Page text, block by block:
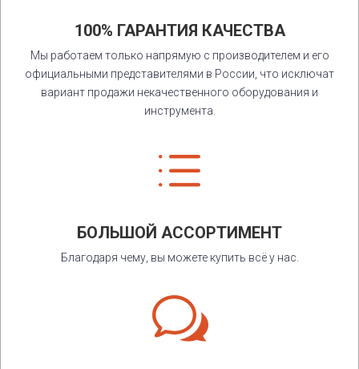
100% ГАРАНТИЯ КАЧЕСТВА
Мы работаем только напрямую с производителем и его
официальными представителями в России, что исключат
вариант продажи некачественного оборудования и
инструмента.
d
БОЛЬШОЙ АССОРТИМЕНТ
Благодаря чему, вы можете купить всё у нас.
w